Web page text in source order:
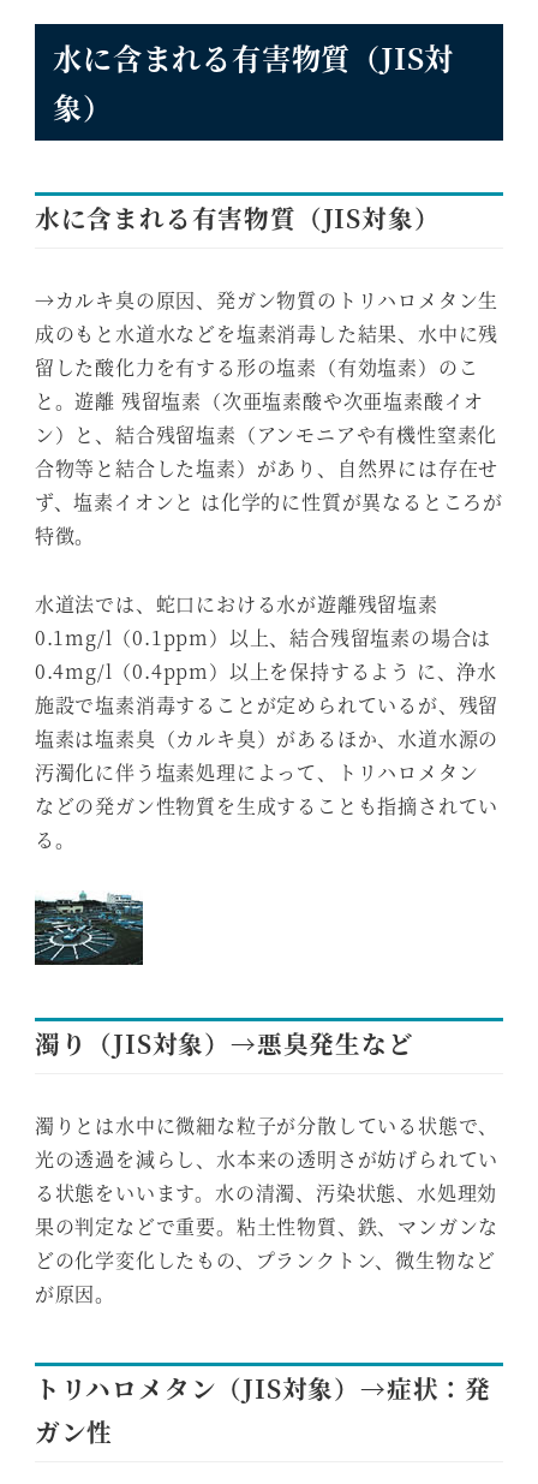
水に含まれる有害物質（JIS対
象）
水に含まれる有害物質（JIS対象）
→カルキ臭の原因、発ガン物質のトリハロメタン生
成のもと水道水などを塩素消毒した結果、水中に残
留した酸化力を有する形の塩素（有効塩素）のこ
と。遊離 残留塩素（次亜塩素酸や次亜塩素酸イオ
ン）と、結合残留塩素（アンモニアや有機性窒素化
合物等と結合した塩素）があり、自然界には存在せ
ず、塩素イオンと は化学的に性質が異なるところが
特徴。
水道法では、蛇口における水が遊離残留塩素
0.1mg/l（0.1ppm）以上、結合残留塩素の場合は
0.4mg/l（0.4ppm）以上を保持するよう に、浄水
施設で塩素消毒することが定められているが、残留
塩素は塩素臭（カルキ臭）があるほか、水道水源の
汚濁化に伴う塩素処理によって、トリハロメタン
などの発ガン性物質を生成することも指摘されてい
る。
濁り（JIS対象）→悪臭発生など
濁りとは水中に微細な粒子が分散している状態で、
光の透過を減らし、水本来の透明さが妨げられてい
る状態をいいます。水の清濁、汚染状態、水処理効
果の判定などで重要。粘土性物質、鉄、マンガンな
どの化学変化したもの、プランクトン、微生物など
が原因。
トリハロメタン（JIS対象）→症状：発
ガン性